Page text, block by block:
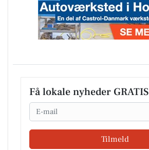
Få lokale nyheder GRATIS
Email
Tilmeld